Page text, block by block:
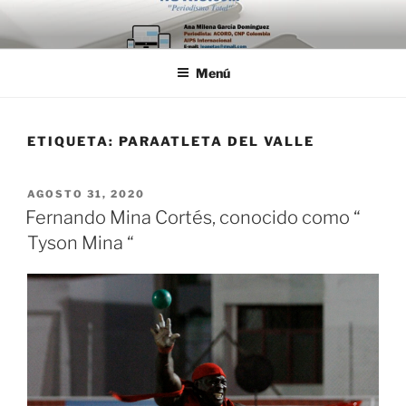
Saltar
al
contenido
Menú
ETIQUETA: PARAATLETA DEL VALLE
PUBLICADO
EL
AGOSTO 31, 2020
Fernando Mina Cortés, conocido como “
Tyson Mina “